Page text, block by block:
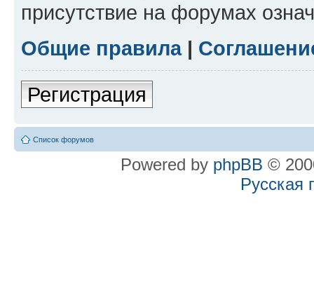
присутствие на форумах
Общие правила|
Регистрация
Список форумов
Powered by phpBB ©
Русская